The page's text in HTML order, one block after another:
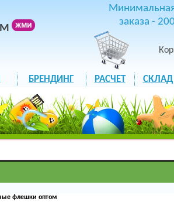
заказа -
БРЕНДИНГ РАСЧЕТ СКЛАД
флешки оптом